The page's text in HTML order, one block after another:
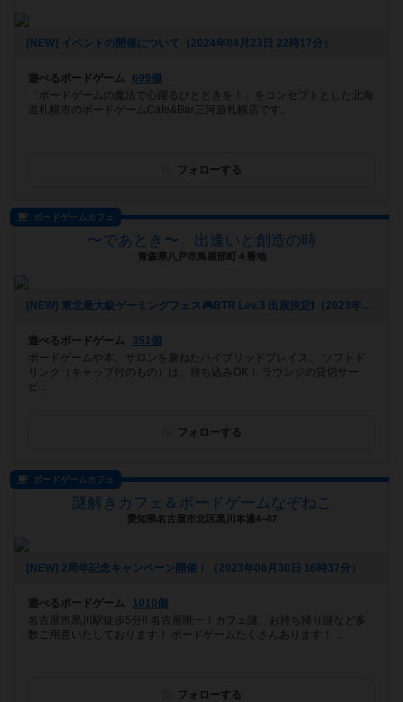
[NEW] イベントの開催について（2024年04月23日 22時17分）
遊べるボードゲーム
699個
「ボードゲームの魔法で心躍るひとときを！」をコンセプトとした北海
道札幌市のボードゲームCafe&Bar三河遊札幌店です。
フォローする
ボードゲームカフェ
〜であとき〜 出逢いと創造の時
青森県八戸市鳥屋部町４番地
[NEW] 東北最大級ゲーミングフェス🎮BTR Lev.3 出展決定❗️（2023年07月10日 13時30分）
遊べるボードゲーム
351個
ボードゲームや本、サロンを兼ねたハイブリッドプレイス。 ソフトド
リンク（キャップ付のもの）は、持ち込みOK！ ラウンジの貸切サー
ビ...
フォローする
ボードゲームカフェ
謎解きカフェ＆ボードゲームなぞねこ
愛知県名古屋市北区黒川本通4−47
[NEW] 2周年記念キャンペーン開催！（2023年06月30日 16時37分）
遊べるボードゲーム
1010個
名古屋市黒川駅徒歩5分!! 名古屋唯一！カフェ謎、お持ち帰り謎など多
数ご用意いたしております！ ボードゲームたくさんあります！ ...
フォローする